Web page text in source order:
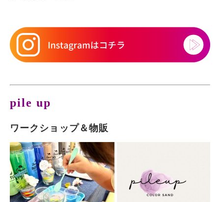
pile up
ワークショップ＆物販